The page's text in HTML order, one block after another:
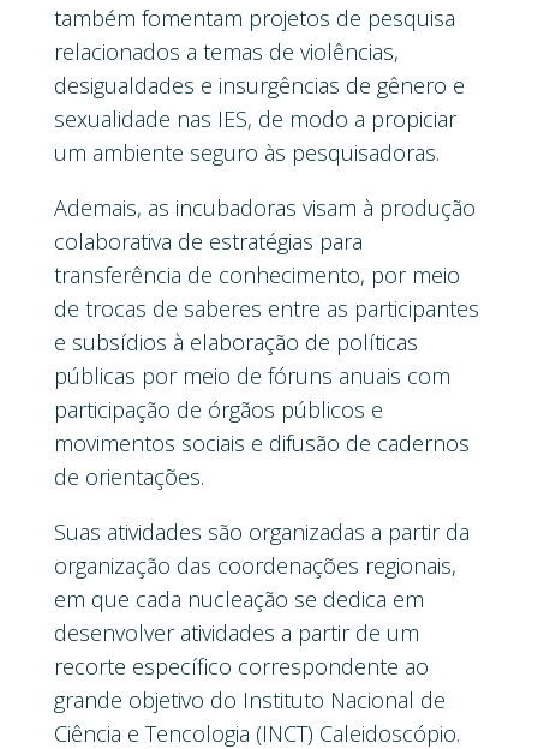
também fomentam projetos de pesquisa
relacionados a temas de violências,
desigualdades e insurgências de gênero e
sexualidade nas IES, de modo a propiciar
um ambiente seguro às pesquisadoras.
Ademais, as incubadoras visam à produção
colaborativa de estratégias para
transferência de conhecimento, por meio
de trocas de saberes entre as participantes
e subsídios à elaboração de políticas
públicas por meio de fóruns anuais com
participação de órgãos públicos e
movimentos sociais e difusão de cadernos
de orientações.
Suas atividades são organizadas a partir da
organização das coordenações regionais,
em que cada nucleação se dedica em
desenvolver atividades a partir de um
recorte específico correspondente ao
grande objetivo do Instituto Nacional de
Ciência e Tencologia (INCT) Caleidoscópio.